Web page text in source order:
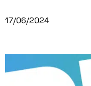
17/06/2024